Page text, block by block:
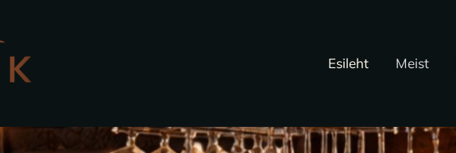
Esileht Meist